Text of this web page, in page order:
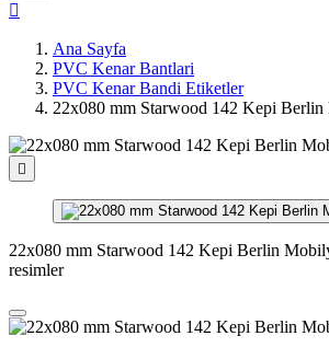

Ana Sayfa
PVC Kenar Bantlari
PVC Kenar Bandi Etiketler
22x080 mm Starwood 142 Kepi Berlin

22x080 mm Starwood 142 Kepi Berlin
resimler